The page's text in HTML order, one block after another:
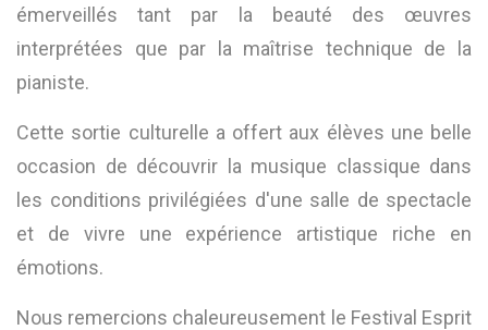
émerveillés tant par la beauté des œuvres
interprétées que par la maîtrise technique de la
pianiste.
Cette sortie culturelle a offert aux élèves une belle
occasion de découvrir la musique classique dans
les conditions privilégiées d'une salle de spectacle
et de vivre une expérience artistique riche en
émotions.
Nous remercions chaleureusement le Festival Esprit